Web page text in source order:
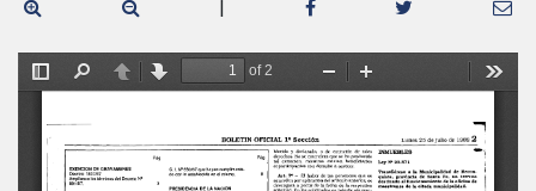
|